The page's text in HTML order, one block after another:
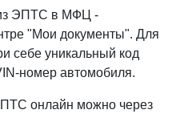
ЭПТС в МФЦ -
"Мои документы". Для
себе уникальный код
номер автомобиля.
онлайн можно через